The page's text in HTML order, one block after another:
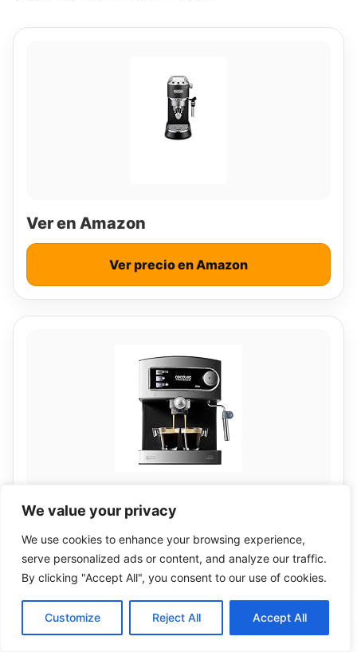
We value your privacy
We use cookies to enhance your browsing experience,
serve personalized ads or content, and analyze our traffic.
By clicking "Accept All", you consent to our use of cookies.
Customize Reject All Accept All
Ver en Amazon
Ver precio en Amazon
Ver en Amazon
Ver precio en Amazon